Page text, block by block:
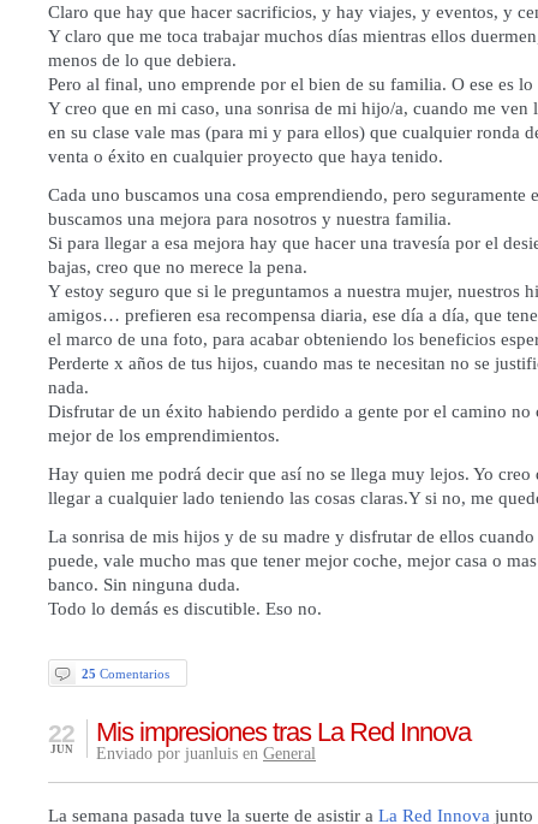
Claro que hay que hacer sacrificios, y hay viajes, y eventos, y
Y claro que me toca trabajar muchos días mientras ellos
menos de lo que debiera.
Pero al final, uno emprende por el bien de su familia. O ese es lo
Y creo que en mi caso, una sonrisa de mi hijo/a, cuando me ven
en su clase vale mas (para mi y para ellos) que cualquier ronda
venta o éxito en cualquier proyecto que haya tenido.
Cada uno buscamos una cosa emprendiendo, pero seguramente
buscamos una mejora para nosotros y nuestra familia.
Si para llegar a esa mejora hay que hacer una travesía por el
bajas, creo que no merece la pena.
Y estoy seguro que si le preguntamos a nuestra mujer, nuestros
amigos… prefieren esa recompensa diaria, ese día a día, que
el marco de una foto, para acabar obteniendo los beneficios
Perderte x años de tus hijos, cuando mas te necesitan no se
nada.
Disfrutar de un éxito habiendo perdido a gente por el camino no
mejor de los emprendimientos.
Hay quien me podrá decir que así no se llega muy lejos. Yo creo
llegar a cualquier lado teniendo las cosas claras.Y si no, me
La sonrisa de mis hijos y de su madre y disfrutar de ellos cuando
puede, vale mucho mas que tener mejor coche, mejor casa o
banco. Sin ninguna duda.
Todo lo demás es discutible. Eso no.
25 Comentarios
Mis impresiones tras La Red Innova
22
JUN Enviado por juanluis en General
La semana pasada tuve la suerte de asistir a La Red Innova junto